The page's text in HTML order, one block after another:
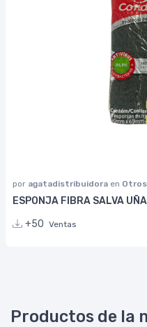
por agatadistribuidora en Otros
ESPONJA FIBRA SALVA
+50 Ventas
Productos de la